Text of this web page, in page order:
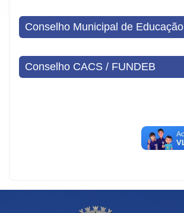
Conselho Municipal de Educação
Conselho CACS / FUNDEB